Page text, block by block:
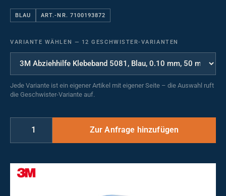
BLAU ART.-NR. 7100193872
VARIANTE WÄHLEN — 12 GESCHWISTER-VARIANTEN
Jede Variante ist ein eigener Artikel mit eigener Seite – die Auswahl ruft
die Geschwister-Variante auf.